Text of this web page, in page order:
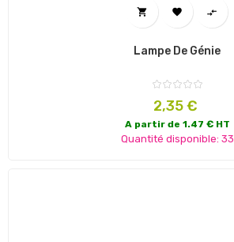
  
Lampe De Génie
Prix
2,35 €
A partir de 1.47 € HT
Quantité disponible: 33